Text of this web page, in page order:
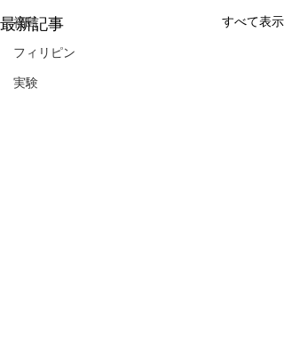
福島
フィリピン
実験
最新記事 すべて表示